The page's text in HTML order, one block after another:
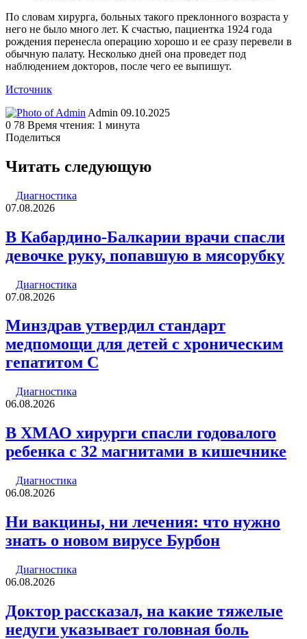
По словам хирурга, больных такого преклонного возраста у
него не было много лет. К счастью, пациентка 1924 года
рождения перенесла операцию хорошо и ее сразу перевели в
обычную палату. Несколько дней она проведет под
наблюдением докторов, после чего ее выпишут.
Источник
Admin Send
an
09.10.2025
0 78 Время чтения: 1 минута
Поделиться
через
электронную
Читать следующую
Диагностика
07.08.2026
В Кабардино-Балкарии врачи спасли
девочке руку, попавшую в мясорубку
Диагностика
07.08.2026
Минздрав утвердил стандарт
медпомощи для детей с хроническим
гепатитом С
Диагностика
06.08.2026
В ХМАО хирурги спасли годовалого
ребенка с 32 магнитами в кишечнике
Диагностика
06.08.2026
Ни вакцины, ни лечения: что нужно
знать о новом вирусе Бурбон
Диагностика
06.08.2026
Доктор рассказал, на какие тяжелые
недуги указывает головная боль